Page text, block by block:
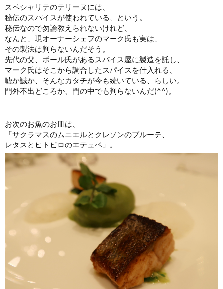
スペシャリテのテリーヌには、
秘伝のスパイスが使われている、という。
秘伝なので勿論教えられないけれど、
なんと、現オーナーシェフのマーク氏も実は、
その製法は判らないんだそう。
先代の父、ポール氏があるスパイス屋に製造を託し、
マーク氏はそこから調合したスパイスを仕入れる、
嘘か誠か、そんなカタチが今も続いている、らしい。
門外不出どころか、門の中でも判らないんだ(^^)。
お次のお魚のお皿は、
「サクラマスのムニエルとクレソンのブルーテ、
レタスとヒトビロのエテュベ」。